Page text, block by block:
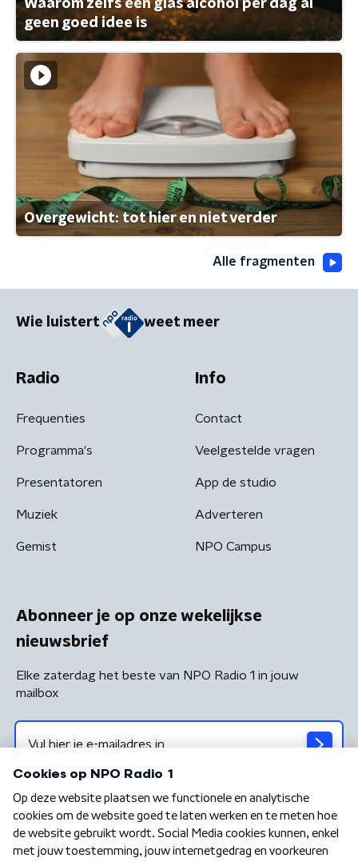
Waarom zelfs één glas alcohol per dag al
geen goed idee is
Overgewicht: tot hier en niet verder
Alle fragmenten
Wie luistert weet meer
Radio
Frequenties
Programma's
Presentatoren
Muziek
Gemist
Info
Contact
Veelgestelde vragen
App de studio
Adverteren
NPO Campus
Abonneer je op onze wekelijkse
nieuwsbrief
Elke zaterdag het beste van NPO Radio 1 in jouw
mailbox
Algemene voorwaarden